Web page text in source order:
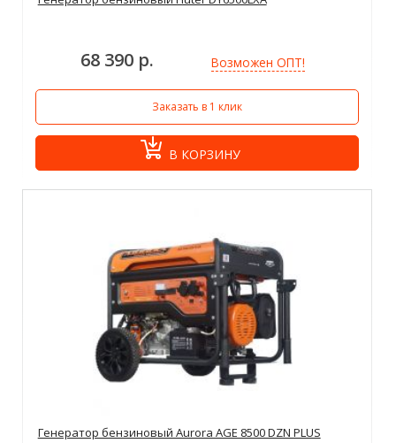
68 390 р. Возможен ОПТ!
Заказать в 1 клик
В КОРЗИНУ
Генератор бензиновый Aurora AGE 8500 DZN PLUS